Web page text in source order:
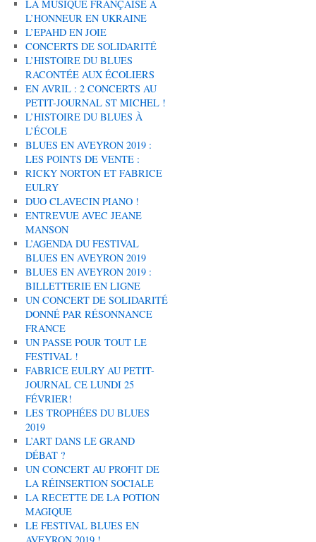
LA MUSIQUE FRANÇAISE À
L’HONNEUR EN UKRAINE
L’EPAHD EN JOIE
CONCERTS DE SOLIDARITÉ
L’HISTOIRE DU BLUES
RACONTÉE AUX ÉCOLIERS
EN AVRIL : 2 CONCERTS AU
PETIT-JOURNAL ST MICHEL !
L’HISTOIRE DU BLUES À
L’ÉCOLE
BLUES EN AVEYRON 2019 :
LES POINTS DE VENTE :
RICKY NORTON ET FABRICE
EULRY
DUO CLAVECIN PIANO !
ENTREVUE AVEC JEANE
MANSON
L’AGENDA DU FESTIVAL
BLUES EN AVEYRON 2019
BLUES EN AVEYRON 2019 :
BILLETTERIE EN LIGNE
UN CONCERT DE SOLIDARITÉ
DONNÉ PAR RÉSONNANCE
FRANCE
UN PASSE POUR TOUT LE
FESTIVAL !
FABRICE EULRY AU PETIT-
JOURNAL CE LUNDI 25
FÉVRIER!
LES TROPHÉES DU BLUES
2019
L’ART DANS LE GRAND
DÉBAT ?
UN CONCERT AU PROFIT DE
LA RÉINSERTION SOCIALE
LA RECETTE DE LA POTION
MAGIQUE
LE FESTIVAL BLUES EN